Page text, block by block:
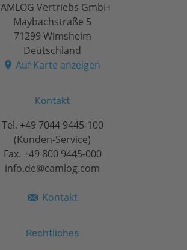
Vertriebs GmbH
Maybachstraße 5
71299 Wimsheim
Deutschland
Auf Karte anzeigen
Kontakt
Tel. +49 7044 9445-100
(Kunden-Service)
Fax. +49 800 9445-000
info.de@camlog.com
Kontakt
Rechtliches